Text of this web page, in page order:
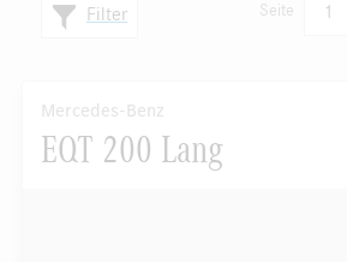
Filter Seite 1
Mercedes-Benz
EQT 200 Lang